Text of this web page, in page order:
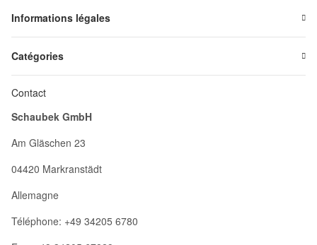
Informations légales
Catégories
Contact
Schaubek GmbH
Am Gläschen 23
04420 Markranstädt
Allemagne
Téléphone: +49 34205 6780